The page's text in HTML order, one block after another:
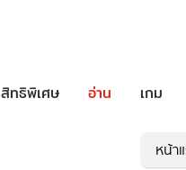
สิทธิพิเศษ อ่าน เกม
หน้า